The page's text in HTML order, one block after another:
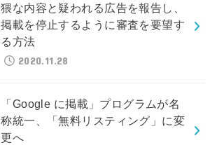
猥な内容と疑われる広告を報告し、
掲載を停止するように審査を要望す
る方法
2020.11.28
「Google に掲載」プログラムが名
称統一、「無料リスティング」に変
更へ